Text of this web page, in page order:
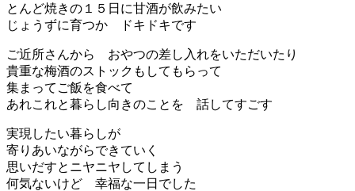
とんど焼きの１５日に甘酒が飲みたい
じょうずに育つか ドキドキです
ご近所さんから おやつの差し入れをいただいたり
貴重な梅酒のストックもしてもらって
集まってご飯を食べて
あれこれと暮らし向きのことを 話してすごす
実現したい暮らしが
寄りあいながらできていく
思いだすとニヤニヤしてしまう
何気ないけど 幸福な一日でした